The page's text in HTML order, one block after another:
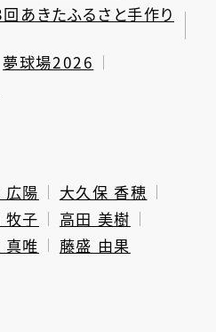
あきたふるさと手作り
夢球場2026
広陽
大久保 香穂
牧子
高田 美樹
真唯 藤盛 由果